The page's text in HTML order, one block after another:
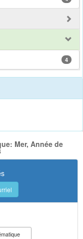
4
Mer, Année de